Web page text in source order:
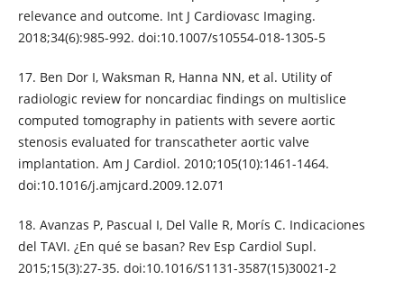
relevance and outcome. Int J Cardiovasc Imaging.
2018;34(6):985-992. doi:10.1007/s10554-018-1305-5
17. Ben Dor I, Waksman R, Hanna NN, et al. Utility of
radiologic review for noncardiac findings on multislice
computed tomography in patients with severe aortic
stenosis evaluated for transcatheter aortic valve
implantation. Am J Cardiol. 2010;105(10):1461-1464.
doi:10.1016/j.amjcard.2009.12.071
18. Avanzas P, Pascual I, Del Valle R, Morís C. Indicaciones
del TAVI. ¿En qué se basan? Rev Esp Cardiol Supl.
2015;15(3):27-35. doi:10.1016/S1131-3587(15)30021-2